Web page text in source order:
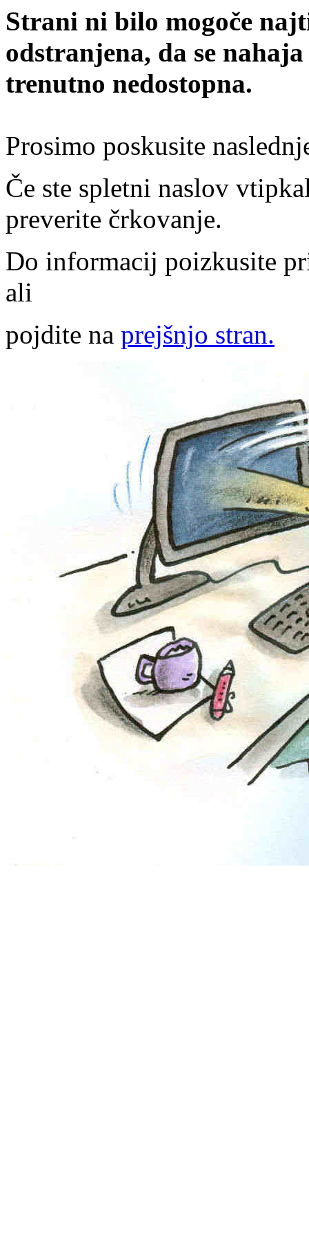
Strani ni bilo mogoče
odstranjena, da se
trenutno nedostopna.
Prosimo poskusite
Če ste spletni naslov
preverite črkovanje.
Do informacij poizkusite
ali
pojdite na prejšnjo stran.